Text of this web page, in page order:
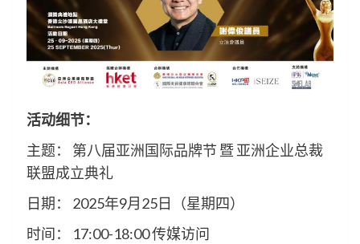
活动细节：
主题： 第八届亚洲国际品牌节 暨 亚洲企业总裁
联盟成立典礼
日期： 2025年9月25日（星期四）
时间： 17:00-18:00 传媒访问